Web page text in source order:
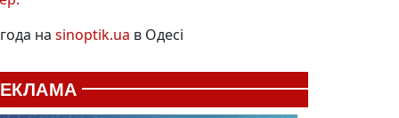
на sinoptik.ua в Одесі